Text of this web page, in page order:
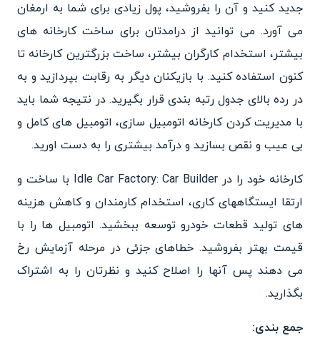
جدید کنید و آن را بفروشید، پول زیادی برای شما به ارمغان
می آورد. می توانید از درامدتان برای ساخت کارخانه های
بیشتر، استخدام کارگران بیشتر، ساخت بزرگترین کارخانه تا
کنون استفاده کنید. با بازیکنان دیگر به رقابت بپردازید و به
در رده بالای جدول رتبه بندی قرار بگیرید. در نتیجه شما باید
با مدیریت کردن کارخانه اتومبیل سازی، اتومبیل های کامل و
بی عیب و نقص بسازید و درآمد بیشتری را به دست اورید.
کارخانه خود را در Idle Car Factory: Car Builder با ساخت و
ارتقا ایستگاههای کاری، استخدام کارمندان و کاهش هزینه
های تولید قطعات خودرو توسعه ببخشید. اتومبیل ها را با
قیمت بهتر بفروشید. خطاهای جزئی در مرحله آزمایش رخ
می دهند پس آنها را اصلاح کنید و نظرتان را به اشتراک
بگذارید.
جمع بندی: